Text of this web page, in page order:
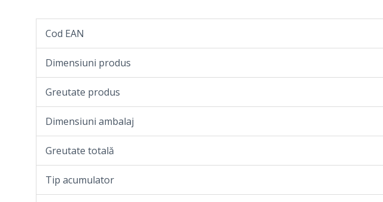
Cod EAN
Dimensiuni produs
Greutate produs
Dimensiuni ambalaj
Greutate totală
Tip acumulator